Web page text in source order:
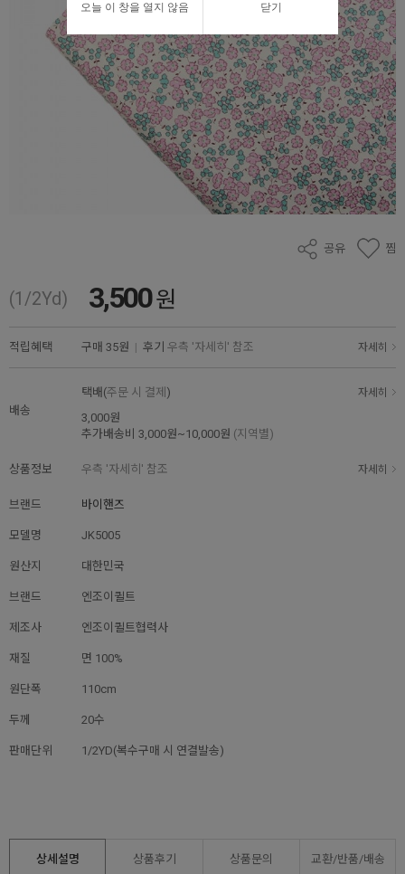
공유 찜
(1/2Yd) 3,500원
적립혜택 구매 35원 | 후기 우측 '자세히' 참조 자세히
배송
택배(주문 시 결제 ) 자세히
3,000원
추가배송비 3,000원~10,000원 (지역별)
상품정보 우측 '자세히' 참조 자세히
브랜드 바이핸즈
모델명 JK5005
원산지 대한민국
브랜드 엔조이퀼트
제조사 엔조이퀼트협력사
재질 면 100%
원단폭 110cm
두께 20수
판매단위 1/2YD(복수구매 시 연결발송)
상세설명 상품후기 상품문의 교환/반품/배송
오늘 이 창을 열지 않음 닫기